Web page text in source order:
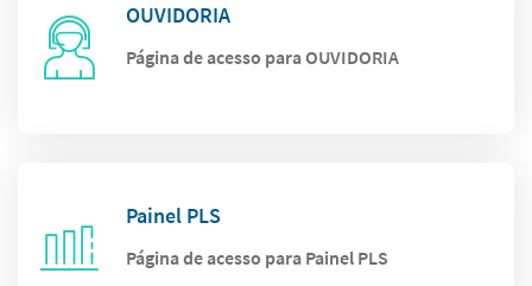
OUVIDORIA
Página de acesso para OUVIDORIA
Painel PLS
Página de acesso para Painel PLS